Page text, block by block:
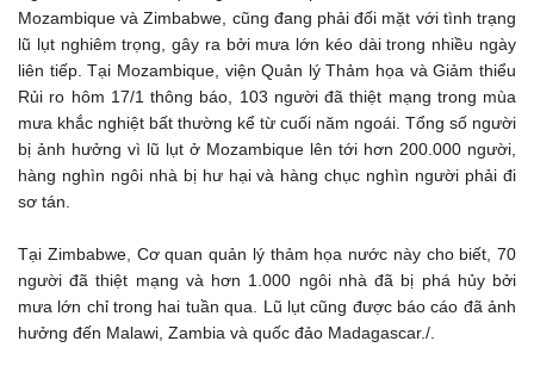
Mozambique và Zimbabwe, cũng đang phải đối mặt với tình trạng
lũ lụt nghiêm trọng, gây ra bởi mưa lớn kéo dài trong nhiều ngày
liên tiếp. Tại Mozambique, viện Quản lý Thảm họa và Giảm thiểu
Rủi ro hôm 17/1 thông báo, 103 người đã thiệt mạng trong mùa
mưa khắc nghiệt bất thường kể từ cuối năm ngoái. Tổng số người
bị ảnh hưởng vì lũ lụt ở Mozambique lên tới hơn 200.000 người,
hàng nghìn ngôi nhà bị hư hại và hàng chục nghìn người phải đi
sơ tán.
Tại Zimbabwe, Cơ quan quản lý thảm họa nước này cho biết, 70
người đã thiệt mạng và hơn 1.000 ngôi nhà đã bị phá hủy bởi
mưa lớn chỉ trong hai tuần qua. Lũ lụt cũng được báo cáo đã ảnh
hưởng đến Malawi, Zambia và quốc đảo Madagascar./.